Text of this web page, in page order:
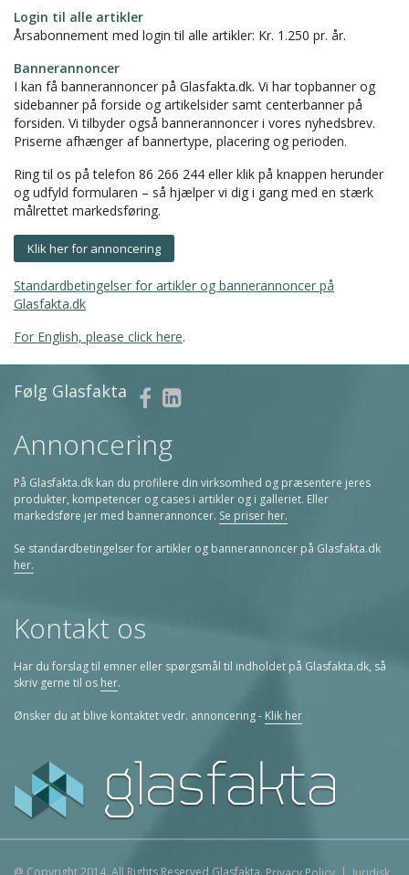
Login til alle artikler
Årsabonnement med login til alle artikler: Kr. 1.250 pr. år.
Bannerannoncer
I kan få bannerannoncer på Glasfakta.dk. Vi har topbanner og
sidebanner på forside og artikelsider samt centerbanner på
forsiden. Vi tilbyder også bannerannoncer i vores nyhedsbrev.
Priserne afhænger af bannertype, placering og perioden.
Ring til os på telefon 86 266 244 eller klik på knappen herunder
og udfyld formularen – så hjælper vi dig i gang med en stærk
målrettet markedsføring.
Klik her for annoncering
Standardbetingelser for artikler og bannerannoncer på
Glasfakta.dk
For English, please click here.
Følg Glasfakta
Annoncering
På Glasfakta.dk kan du profilere din virksomhed og præsentere jeres
produkter, kompetencer og cases i artikler og i galleriet. Eller
markedsføre jer med bannerannoncer. Se priser her.
Se standardbetingelser for artikler og bannerannoncer på Glasfakta.dk
her.
Kontakt os
Har du forslag til emner eller spørgsmål til indholdet på Glasfakta.dk, så
skriv gerne til os her.
Ønsker du at blive kontaktet vedr. annoncering - Klik her